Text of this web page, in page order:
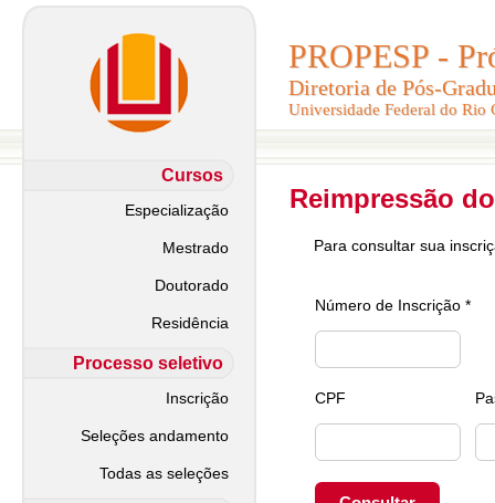
PROPESP -
Diretoria de Pós-
Universidade Federal do Rio
PROPESP -
Diretoria de Pós-
Universidade Federal do Rio
Cursos
Especialização
Mestrado
Doutorado
Residência
Processo seletivo
Inscrição
Seleções andamento
Todas as seleções
Reimpressão
Para consultar sua
Número de Inscrição *
CPF